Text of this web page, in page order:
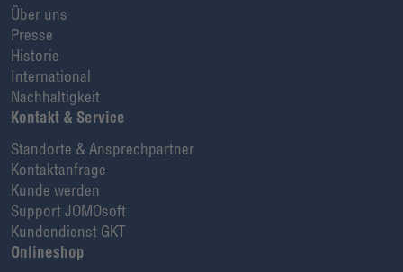
Über uns
Presse
Historie
International
Nachhaltigkeit
Kontakt & Service
Standorte & Ansprechpartner
Kontaktanfrage
Kunde werden
Support JOMOsoft
Kundendienst GKT
Onlineshop